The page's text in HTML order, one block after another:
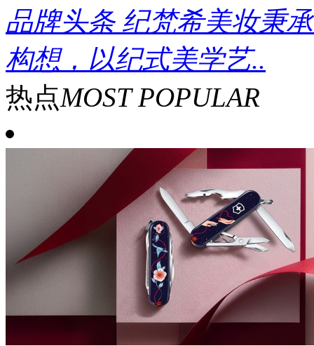
品牌头条 纪梵希美妆秉
构想，以纪式美学艺..
热点MOST POPULAR